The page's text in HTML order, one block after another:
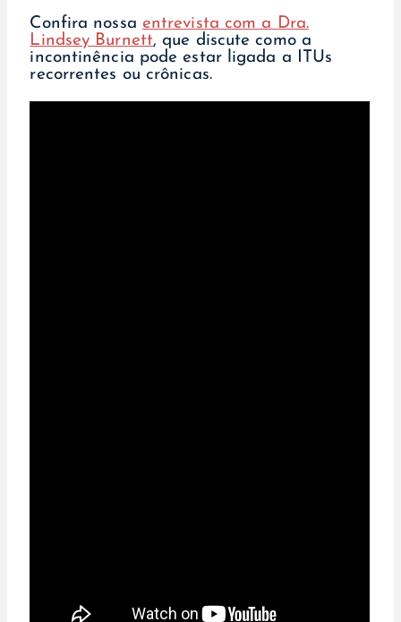
Confira nossa entrevista com a Dra.
Lindsey Burnett, que discute como a
incontinência pode estar ligada a ITUs
recorrentes ou crônicas.